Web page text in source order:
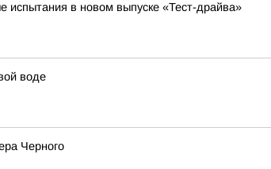
испытания в новом выпуске «Тест-драйва»
воде
Черного